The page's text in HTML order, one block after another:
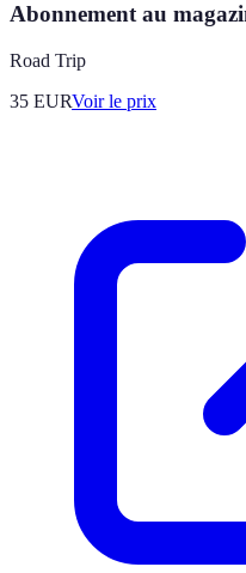
Abonnement au
Road Trip
35 EURVoir le prix